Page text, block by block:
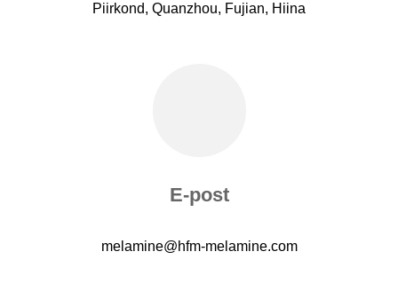
Piirkond, Quanzhou, Fujian, Hiina
E-post
melamine@hfm-melamine.com